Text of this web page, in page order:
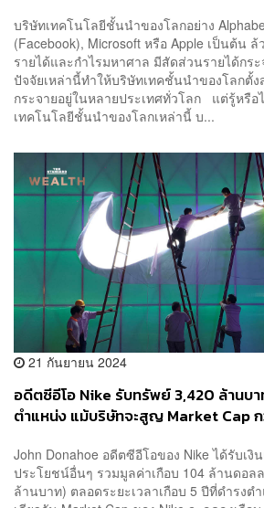
บริษัทเทคโนโลยีชั้นนำของโลกอย่าง
(Facebook), Microsoft หรือ Apple เป็นต้น
รายได้และกำไรมหาศาล มีสัดส่วนรายได้กร
ปัจจัยเหล่านี้ทำให้บริษัทเทคชั้นนำของโลกตั้
กระจายอยู่ในหลายประเทศทั่วโลก แต่รู้หรือ
เทคโนโลยีชั้นนำของโลกเหล่านี้ บ...
21 กันยายน 2024
อดีตซีอีโอ Nike รับทรัพย์ 3,420 ล้านบ
ตำแหน่ง แม้บริษัทจะสูญ Market Cap ก
John Donahoe อดีตซีอีโอของ Nike ได้รับเ
ประโยชน์อื่นๆ รวมมูลค่าเกือบ 104 ล้านดอ
ล้านบาท) ตลอดระยะเวลาเกือบ 5 ปีที่ดำรงต